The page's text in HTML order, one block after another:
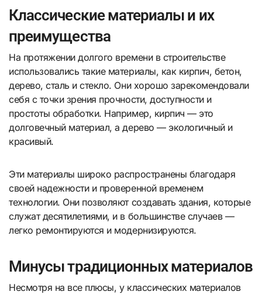
Классические материалы и их
преимущества
На протяжении долгого времени в строительстве
использовались такие материалы, как кирпич, бетон,
дерево, сталь и стекло. Они хорошо зарекомендовали
себя с точки зрения прочности, доступности и
простоты обработки. Например, кирпич — это
долговечный материал, а дерево — экологичный и
красивый.
Эти материалы широко распространены благодаря
своей надежности и проверенной временем
технологии. Они позволяют создавать здания, которые
служат десятилетиями, и в большинстве случаев —
легко ремонтируются и модернизируются.
Минусы традиционных материалов
Несмотря на все плюсы, у классических материалов